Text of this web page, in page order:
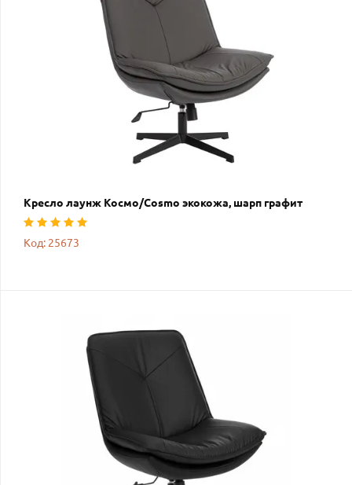
Кресло лаунж Космо/Cosmo экокожа, шарп графит
Код: 25673